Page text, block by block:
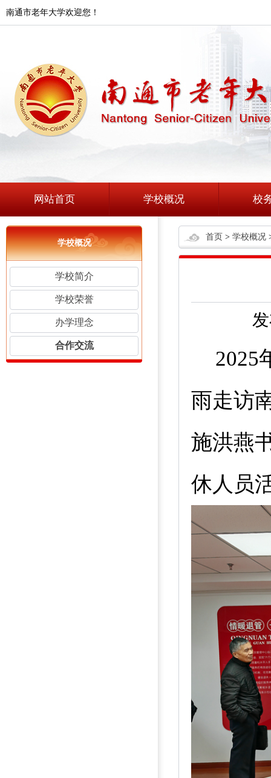
南通市老年大学欢迎您！
网站首页 学校概况 校
学校概况
学校简介
学校荣誉
办学理念
合作交流
首页 > 学校概况
2025
雨走访
施洪燕
休人员